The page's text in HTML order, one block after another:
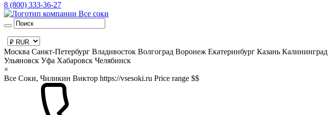
8 (800) 333-36-27
Москва Санкт-Петербург Владивосток Волгоград Воронеж Екатеринбург Казань Калининград
Ульяновск Уфа Хабаровск Челябинск
×
Все Соки, Чиликин Виктор https://vsesoki.ru Price range $$